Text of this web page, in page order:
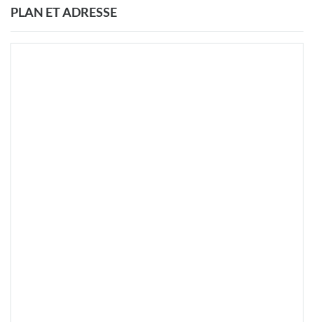
PLAN ET ADRESSE